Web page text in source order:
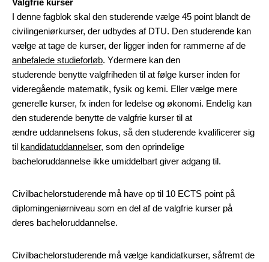
Valgfrie kurser
I denne fagblok skal den studerende vælge 45 point blandt de
civilingeniørkurser, der udbydes af DTU. Den studerende kan
vælge at tage de kurser, der ligger inden for rammerne af de
anbefalede studieforløb. Ydermere kan den
studerende benytte valgfriheden til at følge kurser inden for
videregående matematik, fysik og kemi. Eller vælge mere
generelle kurser, fx inden for ledelse og økonomi. Endelig kan
den studerende benytte de valgfrie kurser til at
ændre uddannelsens fokus, så den studerende kvalificerer sig
til kandidatuddannelser, som den oprindelige
bacheloruddannelse ikke umiddelbart giver adgang til.
Civilbachelorstuderende må have op til 10 ECTS point på
diplomingeniørniveau som en del af de valgfrie kurser på
deres bacheloruddannelse.
Civilbachelorstuderende må vælge kandidatkurser, såfremt de